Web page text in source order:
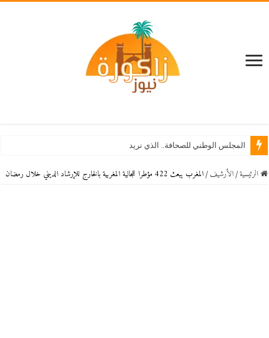
المجلس الوطني للصحافة.. الذي نريد
الرئيسية / اﻷرشيف / المغرب يبعث 422 مؤطرا للجالية المغربية بالخارج للإرشاد الديني خلال رمضان